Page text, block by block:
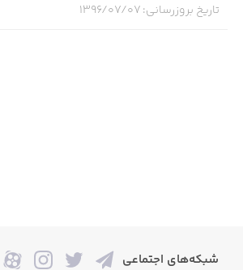
تاریخ بروزرسانی:۱۳۹۶/۰۷/۰۷
شبکه‌های اجتماعی